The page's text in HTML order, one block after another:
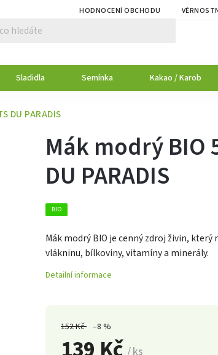
HODNOCENÍ OBCHODU
Sladidla Semínka Kakao / Karob
DU PARADIS
152 Kč –8 %
/ ks
Mák modrý BIO
DU PARADIS
BIO
Mák modrý BIO je cenný zdroj živin,
vlákninu, bílkoviny, vitamíny a minerály.
Detailní informace